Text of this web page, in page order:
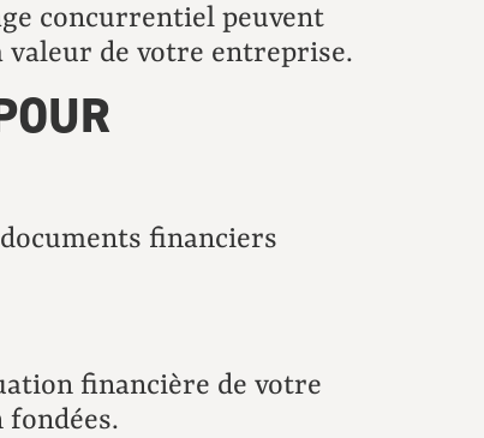
concurrentiel peuvent
de votre entreprise.
financiers
financière de votre